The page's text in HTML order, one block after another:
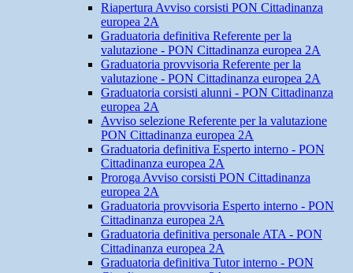
Riapertura Avviso corsisti PON Cittadinanza
europea 2A
Graduatoria definitiva Referente per la
valutazione - PON Cittadinanza europea 2A
Graduatoria provvisoria Referente per la
valutazione - PON Cittadinanza europea 2A
Graduatoria corsisti alunni - PON Cittadinanza
europea 2A
Avviso selezione Referente per la valutazione
PON Cittadinanza europea 2A
Graduatoria definitiva Esperto interno - PON
Cittadinanza europea 2A
Proroga Avviso corsisti PON Cittadinanza
europea 2A
Graduatoria provvisoria Esperto interno - PON
Cittadinanza europea 2A
Graduatoria definitiva personale ATA - PON
Cittadinanza europea 2A
Graduatoria definitiva Tutor interno - PON